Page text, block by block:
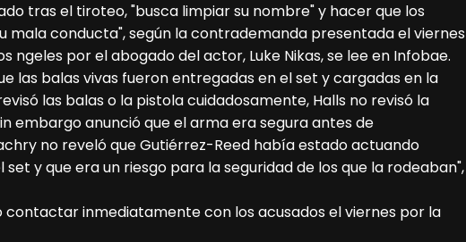
tras el tiroteo, "busca limpiar su nombre" y hacer que los
mala conducta", según la contrademanda presentada el viernes
ngeles por el abogado del actor, Luke Nikas, se lee en Infobae.
las balas vivas fueron entregadas en el set y cargadas en la
las balas o la pistola cuidadosamente, Halls no revisó la
embargo anunció que el arma era segura antes de
no reveló que Gutiérrez-Reed había estado actuando
y que era un riesgo para la seguridad de los que la rodeaban",
contactar inmediatamente con los acusados el viernes por la